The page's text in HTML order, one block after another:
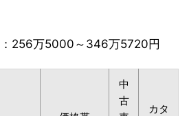
256万5000～346万5720円
中
古
カタ